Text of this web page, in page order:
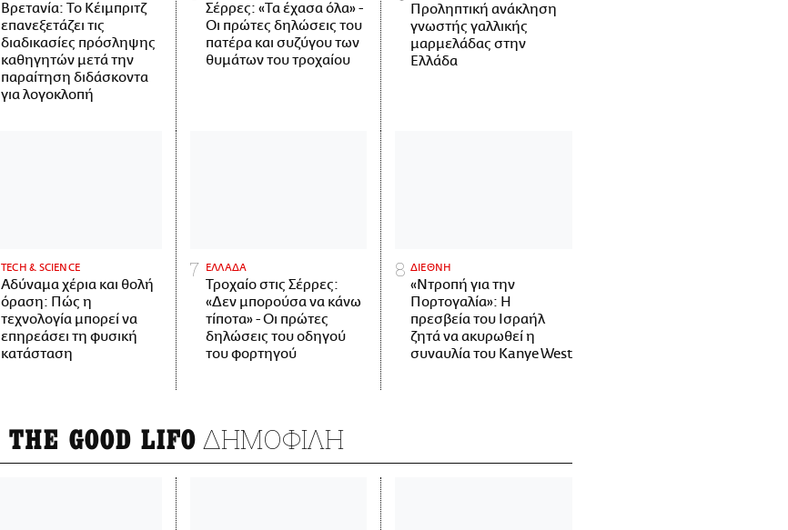
Βρετανία: Το Κέιμπριτζ
επανεξετάζει τις
διαδικασίες πρόσληψης
καθηγητών μετά την
παραίτηση διδάσκοντα
για λογοκλοπή
Σέρρες: «Τα έχασα όλα» -
Οι πρώτες δηλώσεις του
πατέρα και συζύγου των
θυμάτων του τροχαίου
Προληπτική ανάκληση
γνωστής γαλλικής
μαρμελάδας στην
Ελλάδα
ΤECH & SCIENCE
Αδύναμα χέρια και θολή
όραση: Πώς η
τεχνολογία μπορεί να
επηρεάσει τη φυσική
κατάσταση
ΕΛΛΑΔΑ
Τροχαίο στις Σέρρες:
«Δεν μπορούσα να κάνω
τίποτα» - Οι πρώτες
δηλώσεις του οδηγού
του φορτηγού
ΔΙΕΘΝΗ
«Ντροπή για την
Πορτογαλία»: Η
πρεσβεία του Ισραήλ
ζητά να ακυρωθεί η
συναυλία του Kanye West
THE GOOD LIFO ΔΗΜΟΦΙΛΗ